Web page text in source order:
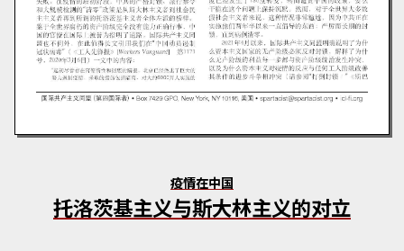
疫情在中国
托洛茨基主义与斯大林主义的对立